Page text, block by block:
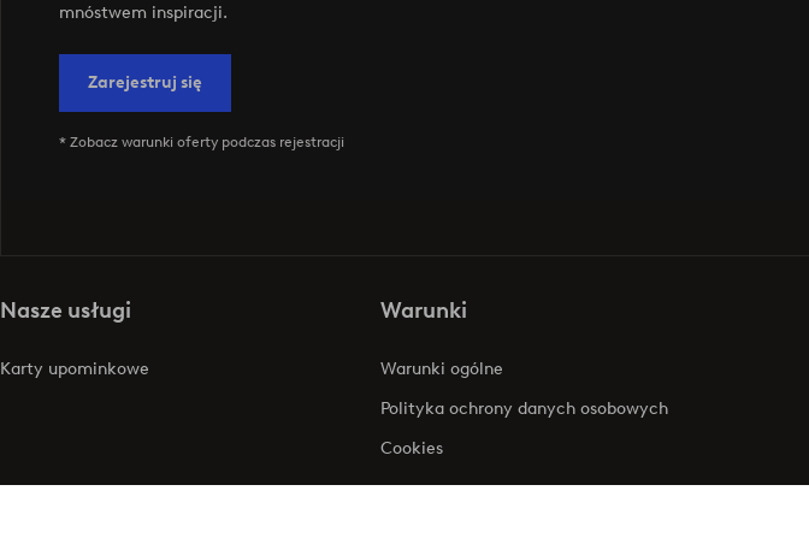
mnóstwem inspiracji.
Zarejestruj się
* Zobacz warunki oferty podczas rejestracji
Nasze usługi
Karty upominkowe
Warunki
Warunki ogólne
Polityka ochrony danych osobowych
Cookies